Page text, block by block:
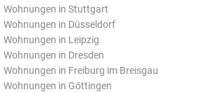
Wohnungen in Stuttgart
Wohnungen in Düsseldorf
Wohnungen in Leipzig
Wohnungen in Dresden
Wohnungen in Freiburg im Breisgau
Wohnungen in Göttingen